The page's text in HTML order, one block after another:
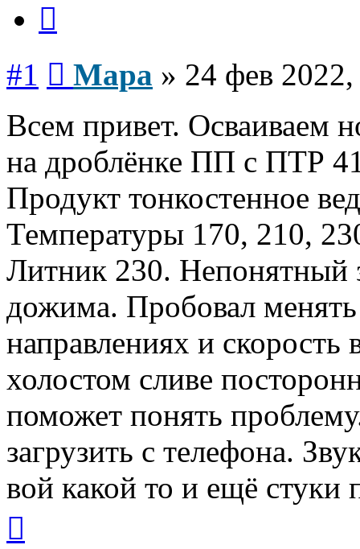
#1 Мара » 24 фев
Всем привет. Осваиваем
на дроблёнке ПП с ПТР
Продукт тонкостенное
Температуры 170, 210,
Литник 230. Непонятный
дожима. Пробовал
направлениях и
холостом сливе
поможет понять
загрузить с телефона.
вой какой то и ещё стуки
началу